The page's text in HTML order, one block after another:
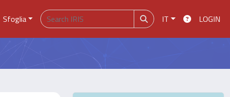
Sfoglia IT LOGIN